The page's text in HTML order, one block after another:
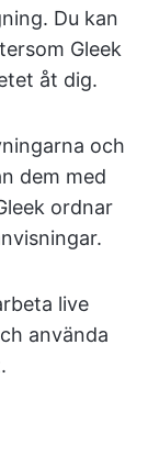
Du kan
Gleek
åt dig.
och
dem med
ordnar
live
använda